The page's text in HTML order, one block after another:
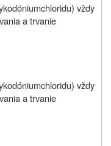
) vždy
a trvanie
) vždy
a trvanie